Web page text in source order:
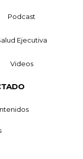
Podcast
Ejecutiva
Videos